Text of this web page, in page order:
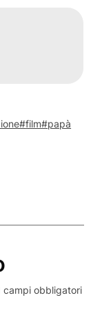
film papà
campi obbligatori